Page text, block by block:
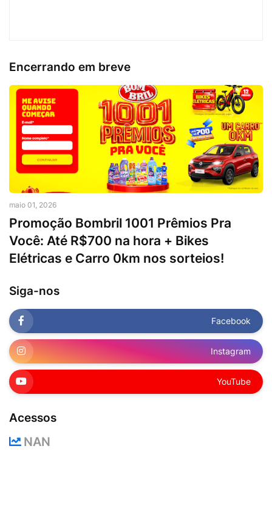
Encerrando em breve
maio 01, 2026
Promoção Bombril 1001 Prêmios Pra
Você: Até R$700 na hora + Bikes
Elétricas e Carro 0km nos sorteios!
Siga-nos
Facebook
Instagram
YouTube
Acessos
NAN